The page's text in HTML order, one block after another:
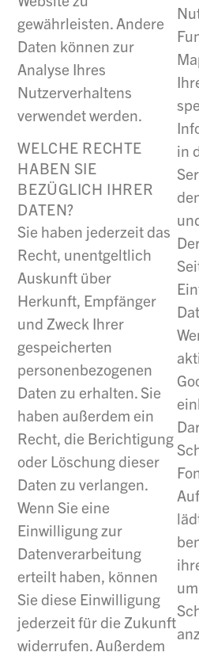
gewährleisten. Andere
Daten können zur
Analyse Ihres
Nutzerverhaltens
verwendet werden.
WELCHE RECHTE
HABEN SIE
BEZÜGLICH IHRER
DATEN?
Sie haben jederzeit das
Recht, unentgeltlich
Auskunft über
Herkunft, Empfänger
und Zweck Ihrer
gespeicherten
personenbezogenen
Daten zu erhalten. Sie
haben außerdem ein
Recht, die Berichtigung
oder Löschung dieser
Daten zu verlangen.
Wenn Sie eine
Einwilligung zur
Datenverarbeitung
erteilt haben, können
Sie diese Einwilligung
jederzeit für die Zukunft
widerrufen. Außerdem
in